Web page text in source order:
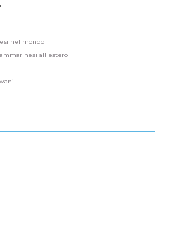
nel mondo
all'estero